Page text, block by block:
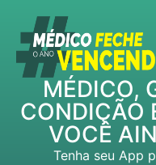
MÉDICO,
CONDIÇÃO
VOCÊ
Tenha seu App